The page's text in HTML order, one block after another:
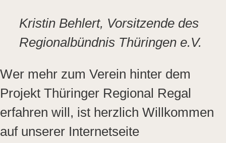
Kristin Behlert, Vorsitzende des
Regionalbündnis Thüringen e.V.
Wer mehr zum Verein hinter dem
Projekt Thüringer Regional Regal
erfahren will, ist herzlich Willkommen
auf unserer Internetseite